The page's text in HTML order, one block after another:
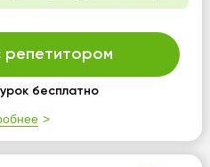
репетитором
бесплатно